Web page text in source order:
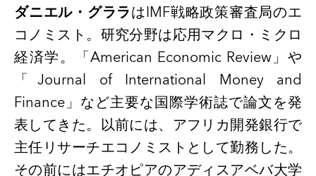
ダニエル・グララはIMF戦略政策審査局のエ
コノミスト。研究分野は応用マクロ・ミクロ
経済学。「American Economic Review」や
「Journal of International Money and
Finance」など主要な国際学術誌で論文を発
表してきた。以前には、アフリカ開発銀行で
主任リサーチエコノミストとして勤務した。
その前にはエチオピアのアディスアベバ大学